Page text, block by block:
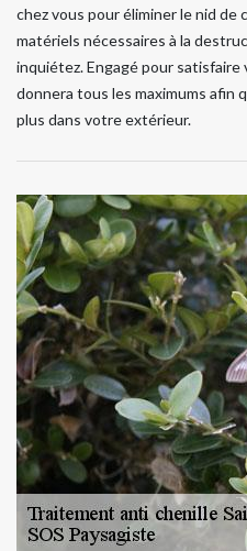
chez vous pour éliminer le nid de
matériels nécessaires à la
inquiétez. Engagé pour satisfaire
donnera tous les maximums afin
plus dans votre extérieur.